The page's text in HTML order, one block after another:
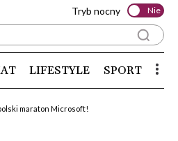
Tryb nocny Nie
LIFESTYLE SPORT
maraton Microsoft!